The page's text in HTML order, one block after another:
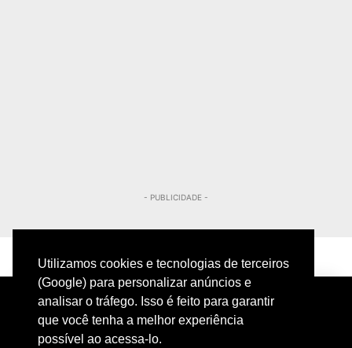
Utilizamos cookies e tecnologias de terceiros
(Google) para personalizar anúncios e
analisar o tráfego. Isso é feito para garantir
que você tenha a melhor experiência
possível ao acessa-lo.
- PUBLICIDADE -